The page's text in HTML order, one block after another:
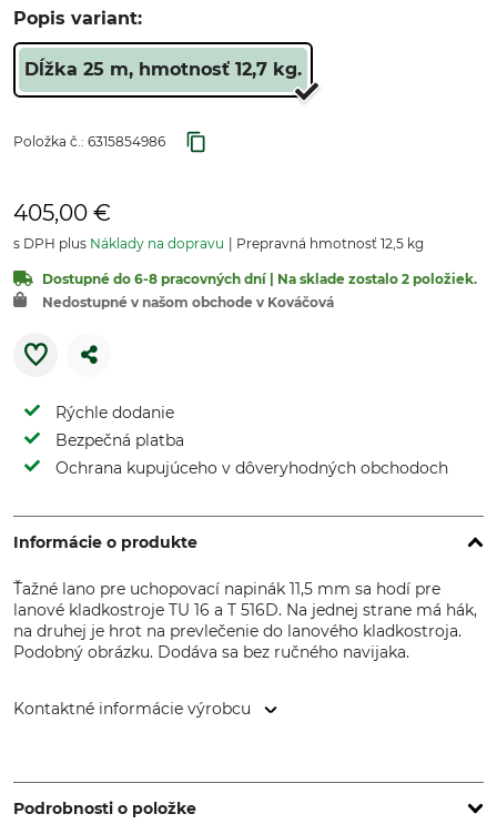
Popis variant:
Dĺžka 25 m, hmotnosť 12,7 kg.
Položka č.: 6315854986
405,00 €
s DPH plus Náklady na dopravu Prepravná hmotnosť 12,5 kg
Dostupné do 6-8 pracovných dní | Na sklade zostalo 2 položiek.
Nedostupné v našom obchode v Kováčová
Rýchle dodanie
Bezpečná platba
Ochrana kupujúceho v dôveryhodných obchodoch
Informácie o produkte
Ťažné lano pre uchopovací napinák 11,5 mm sa hodí pre
lanové kladkostroje TU 16 a T 516D. Na jednej strane má hák,
na druhej je hrot na prevlečenie do lanového kladkostroja.
Podobný obrázku. Dodáva sa bez ručného navijaka.
Kontaktné informácie výrobcu
Luxembourg, www.tractel.com
Podrobnosti o položke